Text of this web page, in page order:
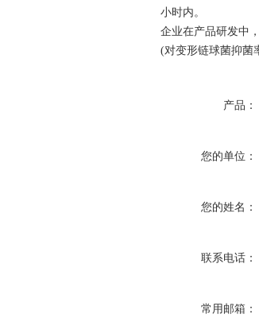
小时内。
企业在产品研发中
(对变形链球菌抑菌
产品：
您的单位：
您的姓名：
联系电话：
常用邮箱：